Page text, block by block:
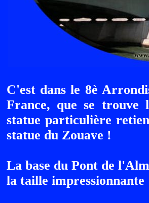
C'est dans le 8è
France, que se trouve
statue particulière
statue du Zouave !
La base du Pont de
la taille impressionnante